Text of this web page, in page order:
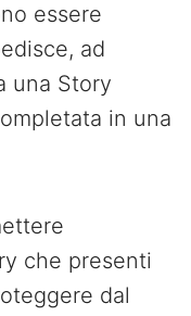
essere
ad
una Story
in una
che presenti
dal